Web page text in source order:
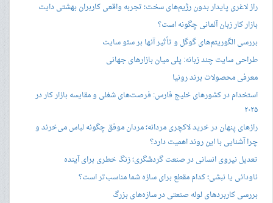
راز لاغری پایدار بدون رژیم‌های سخت؛ تجربه واقعی کاربران بهشتی دایت
بازار کار زبان آلمانی چگونه است؟
بررسی الگوریتم‌های گوگل و تأثیر آنها بر سئو سایت
طراحی سایت چند زبانه: پلی میان بازارهای جهانی
معرفی محصولات برند رونیا
استخدام در کشورهای خلیج فارس: فرصت‌های شغلی و مقایسه بازار کار در
۲۰۲۵
رازهای پنهان در خرید لاکچری مردانه؛ مردان موفق چگونه لباس می‌خرند و
چرا آشنایی با این روند اهمیت دارد؟
تعدیل نیروی انسانی در صنعت گردشگری؛ زنگ خطری برای آینده
ناودانی یا نبشی؛ کدام مقطع برای سازه شما مناسب‌تر است؟
بررسی کاربردهای لوله صنعتی در سازه‌های بزرگ